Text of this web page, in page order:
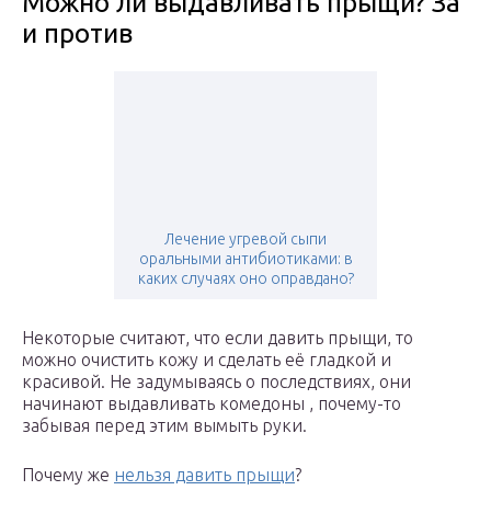
и против
Лечение угревой сыпи
оральными антибиотиками: в
каких случаях оно оправдано?
Некоторые считают, что если давить прыщи, то
можно очистить кожу и сделать её гладкой и
красивой. Не задумываясь о последствиях, они
начинают выдавливать комедоны , почему-то
забывая перед этим вымыть руки.
Почему же нельзя давить прыщи?